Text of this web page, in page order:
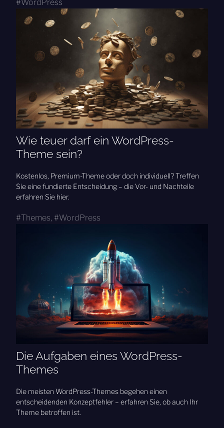
WordPress
Wie teuer darf ein WordPress-
Theme sein?
Kostenlos, Premium-Theme oder doch individuell? Treffen
Sie eine fundierte Entscheidung – die Vor- und Nachteile
erfahren Sie hier.
Themes, WordPress
Die Aufgaben eines WordPress-
Themes
Die meisten WordPress-Themes begehen einen
entscheidenden Konzeptfehler – erfahren Sie, ob auch Ihr
Theme betroffen ist.